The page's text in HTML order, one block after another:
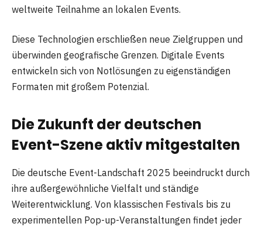
weltweite Teilnahme an lokalen Events.
Diese Technologien erschließen neue Zielgruppen und
überwinden geografische Grenzen. Digitale Events
entwickeln sich von Notlösungen zu eigenständigen
Formaten mit großem Potenzial.
Die Zukunft der deutschen
Event-Szene aktiv mitgestalten
Die deutsche Event-Landschaft 2025 beeindruckt durch
ihre außergewöhnliche Vielfalt und ständige
Weiterentwicklung. Von klassischen Festivals bis zu
experimentellen Pop-up-Veranstaltungen findet jeder